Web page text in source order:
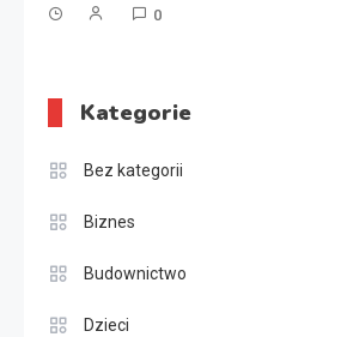
0
Kategorie
Bez kategorii
Biznes
Budownictwo
Dzieci